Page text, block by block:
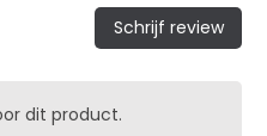
Schrijf review
dit product.